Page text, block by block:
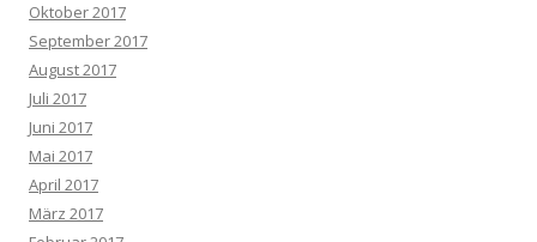
Oktober 2017
September 2017
August 2017
Juli 2017
Juni 2017
Mai 2017
April 2017
März 2017